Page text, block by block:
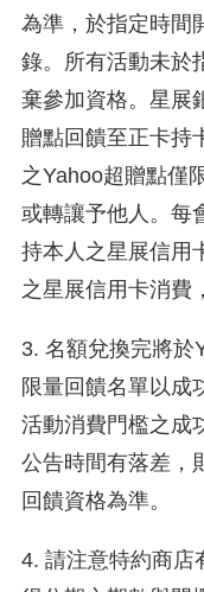
為準，於指定時間
錄。所有活動未於
棄參加資格。星展
贈點回饋至正卡持
之Yahoo超贈點僅
或轉讓予他人。每
持本人之星展信用
之星展信用卡消費
3. 名額兌換完將於
限量回饋名單以成
活動消費門檻之成
公告時間有落差，
回饋資格為準。
4. 請注意特約商店